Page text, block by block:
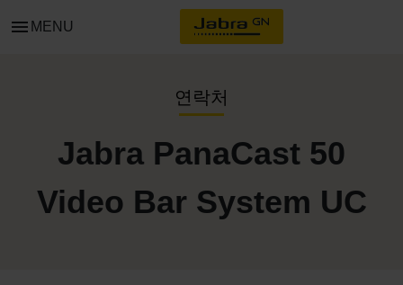
menu MENU
연락처
Jabra PanaCast 50
Video Bar System UC